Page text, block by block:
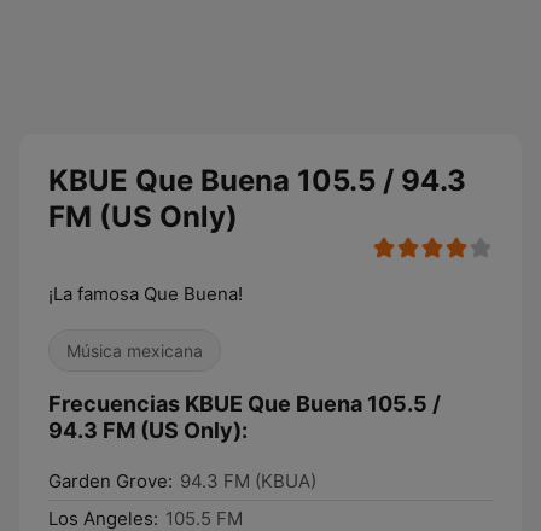
KBUE Que Buena 105.5 / 94.3
FM (US Only)
¡La famosa Que Buena!
Música mexicana
Frecuencias KBUE Que Buena 105.5 /
94.3 FM (US Only):
Garden Grove: 94.3 FM (KBUA)
Los Angeles: 105.5 FM